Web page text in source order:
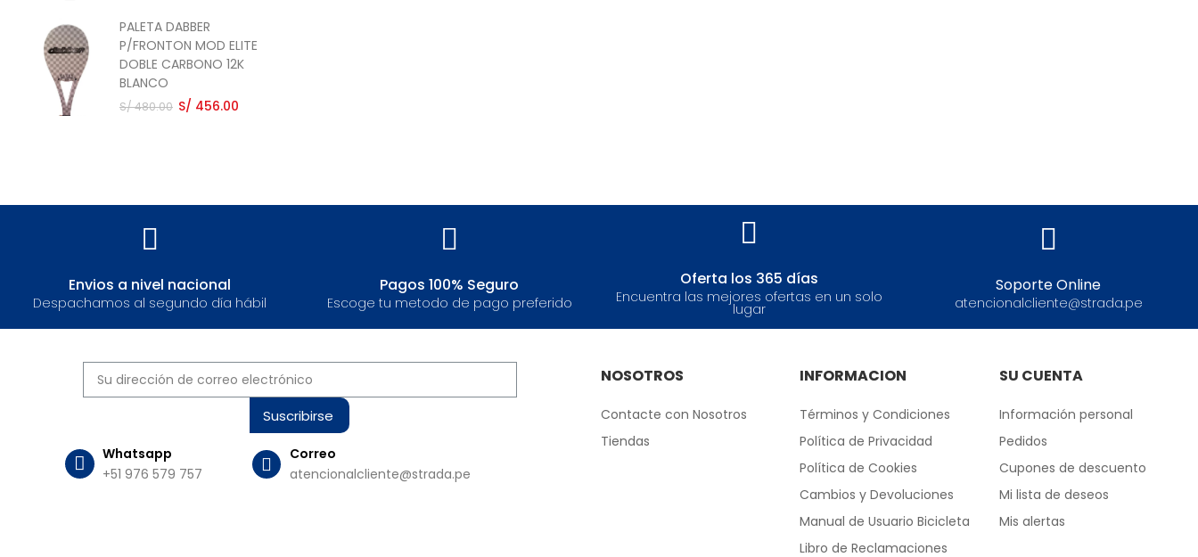
PALETA DABBER
P/FRONTON MOD ELITE
DOBLE CARBONO 12K
BLANCO
S/ 480.00 S/ 456.00
Envios a nivel nacional​
Despachamos al segundo día hábil
Pagos 100% Seguro
Escoge tu metodo de pago preferido
Oferta los 365 días
Encuentra las mejores ofertas en un solo
lugar
Soporte Online
atencionalcliente@strada.pe
Suscribirse
Whatsapp
+51 976 579 757
Correo
atencionalcliente@strada.pe
NOSOTROS
Contacte con Nosotros
Tiendas
INFORMACION
Términos y Condiciones
Política de Privacidad
Política de Cookies
Cambios y Devoluciones
Manual de Usuario Bicicleta
Libro de Reclamaciones
SU CUENTA
Información personal
Pedidos
Cupones de descuento
Mi lista de deseos
Mis alertas